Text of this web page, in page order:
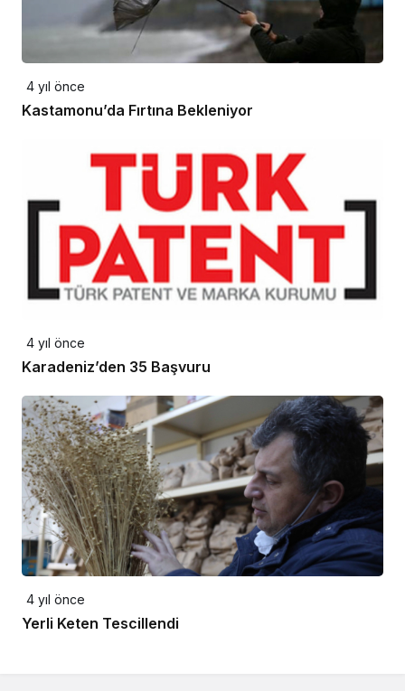
4 yıl önce
Kastamonu’da Fırtına Bekleniyor
4 yıl önce
Karadeniz’den 35 Başvuru
4 yıl önce
Yerli Keten Tescillendi